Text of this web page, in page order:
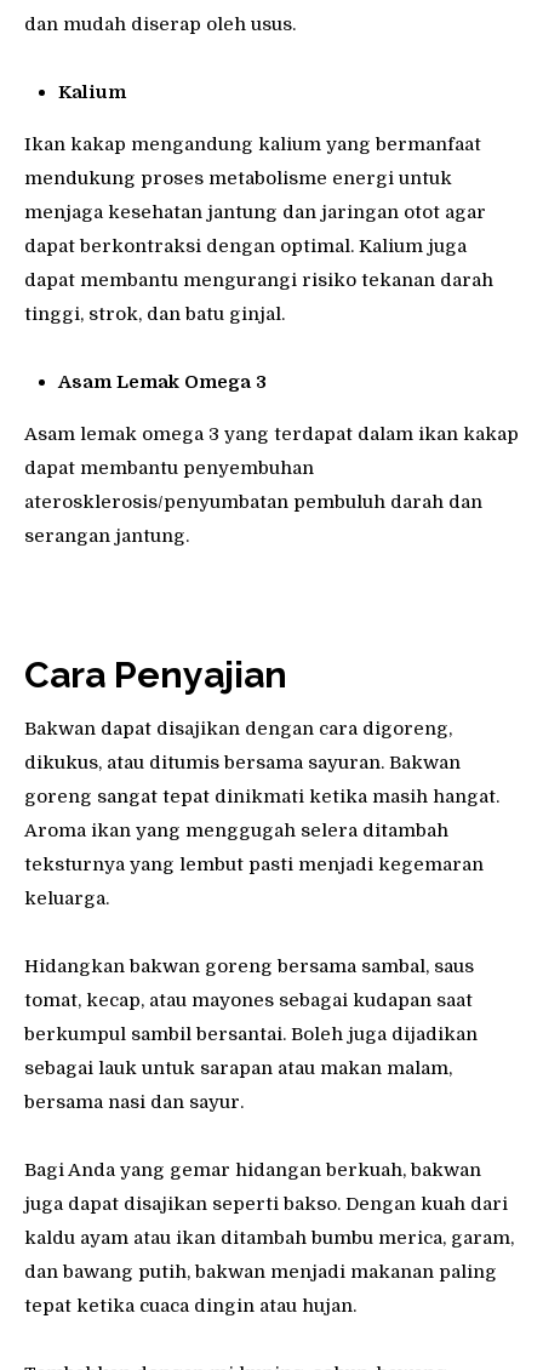
dan mudah diserap oleh usus.
Kalium
Ikan kakap mengandung kalium yang bermanfaat
mendukung proses metabolisme energi untuk
menjaga kesehatan jantung dan jaringan otot agar
dapat berkontraksi dengan optimal. Kalium juga
dapat membantu mengurangi risiko tekanan darah
tinggi, strok, dan batu ginjal.
Asam Lemak Omega 3
Asam lemak omega 3 yang terdapat dalam ikan kakap
dapat membantu penyembuhan
aterosklerosis/penyumbatan pembuluh darah dan
serangan jantung.
Cara Penyajian
Bakwan dapat disajikan dengan cara digoreng,
dikukus, atau ditumis bersama sayuran. Bakwan
goreng sangat tepat dinikmati ketika masih hangat.
Aroma ikan yang menggugah selera ditambah
teksturnya yang lembut pasti menjadi kegemaran
keluarga.
Hidangkan bakwan goreng bersama sambal, saus
tomat, kecap, atau mayones sebagai kudapan saat
berkumpul sambil bersantai. Boleh juga dijadikan
sebagai lauk untuk sarapan atau makan malam,
bersama nasi dan sayur.
Bagi Anda yang gemar hidangan berkuah, bakwan
juga dapat disajikan seperti bakso. Dengan kuah dari
kaldu ayam atau ikan ditambah bumbu merica, garam,
dan bawang putih, bakwan menjadi makanan paling
tepat ketika cuaca dingin atau hujan.